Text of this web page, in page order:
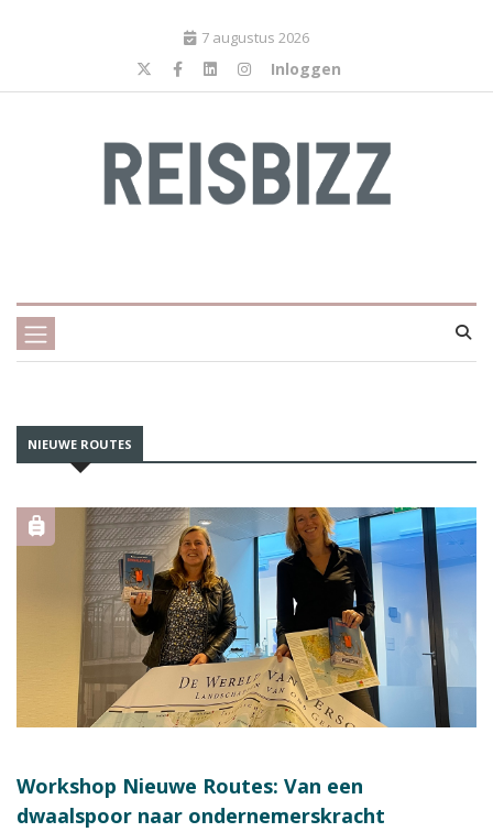
7 augustus 2026
Inloggen
NIEUWE ROUTES
Workshop Nieuwe Routes: Van een
dwaalspoor naar ondernemerskracht